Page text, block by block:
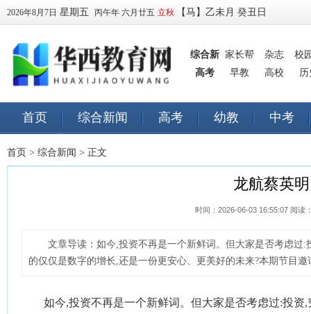
2026年8月7日 星期五 丙午年 六月廿五 立秋 【马】乙未月 癸丑日
综合新
闻
家长帮 杂志
校
高考 早教 高校 历
首页 综合新闻 高考 幼教 中考
早教 订阅
首页 > 综合新闻 > 正文
龙航蔡英
时间：2026-06-03 16:55:07 阅读
文章导读： 如今,投资不再是一个新鲜词。但大家是否考虑过
的仅仅是数字的增长,还是一份更安心、更美好的未来?本期节目
如今,投资不再是一个新鲜词。但大家是否考虑过:投